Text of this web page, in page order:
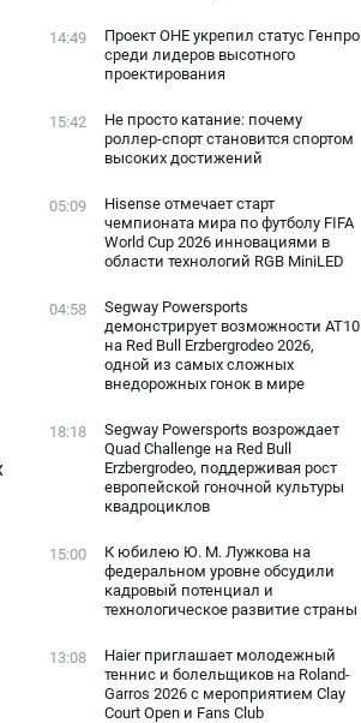
14:49
Проект ОНЕ укрепил статус Генпро
среди лидеров высотного
проектирования
15:42
Не просто катание: почему
роллер-спорт становится спортом
высоких достижений
05:09
Hisense отмечает старт
чемпионата мира по футболу FIFA
World Cup 2026 инновациями в
области технологий RGB MiniLED
04:58
Segway Powersports
демонстрирует возможности AT10
на Red Bull Erzbergrodeo 2026,
одной из самых сложных
внедорожных гонок в мире
18:18
Segway Powersports возрождает
Quad Challenge на Red Bull
Erzbergrodeo, поддерживая рост
европейской гоночной культуры
квадроциклов
15:00
К юбилею Ю. М. Лужкова на
федеральном уровне обсудили
кадровый потенциал и
технологическое развитие страны
13:08
Haier приглашает молодежный
теннис и болельщиков на Roland-
Garros 2026 с мероприятием Clay
Court Open и Fans Club